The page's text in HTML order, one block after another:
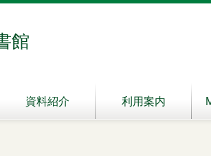
館
資料紹介 利用案内